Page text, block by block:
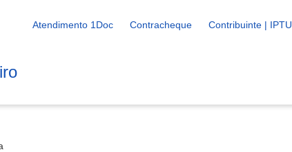
Atendimento 1Doc Contracheque Contribuinte | IPTU